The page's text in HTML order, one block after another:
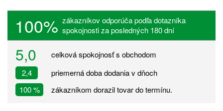
100% zákazníkov odporúča podľa dotazníka
spokojnosti za posledných 180 dní
5,0
celková spokojnosť s obchodom
2,4
priemerná doba dodania v dňoch
100 %
zákazníkom dorazil tovar do termínu.